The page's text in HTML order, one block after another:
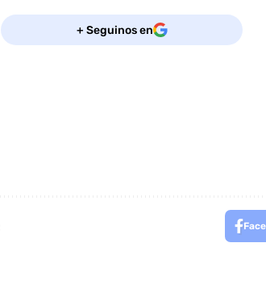
+ Seguinos en